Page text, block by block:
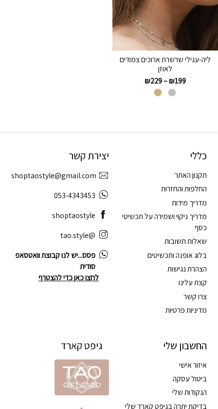
ליה-עגילי שרשרת ארוכים צמודים
לאוזן
₪199
–
₪229
כללי
תקנון האתר
החלפות והחזרות
מדריך מידות
מדריך ניקוי ושמירה על תכשיטי
כסף
שאלות תשובות
בלוג אופנה ותכשיטים
הצהרת נגישות
קצת עלינו
צרו קשר
מדיניות פרטיות
החשבון שלי
איזור אישי
ביטול עסקה
הנקודות שלי
בדיקת יתרה בגיפט קארד שלי
יצירת קשר
shoptaostyle@gmail.com
053-4343453
shoptaostyle
@tao.style
פסס...יש לנו קבוצת וואטסאפ
סודית
לחצו כאן כדי להצטרף
גיפט קארד